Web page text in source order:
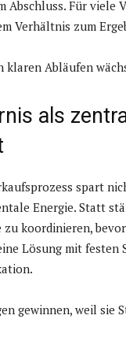
Abschluss. Für viele
Verhältnis zum
klaren Abläufen
als
spart
Energie. Statt
zu koordinieren,
Lösung mit festen
gewinnen, weil sie